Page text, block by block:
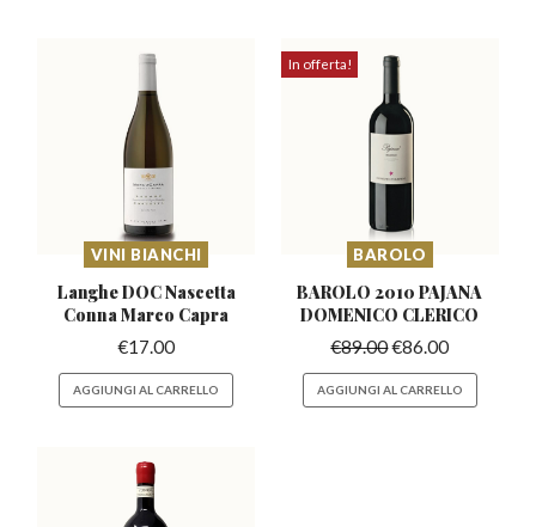
VINI BIANCHI
Langhe DOC Nascetta
Conna Marco Capra
€17.00
AGGIUNGI AL CARRELLO
In offerta!
BAROLO
BAROLO 2010 PAJANA
DOMENICO CLERICO
€89.00€86.00
AGGIUNGI AL CARRELLO